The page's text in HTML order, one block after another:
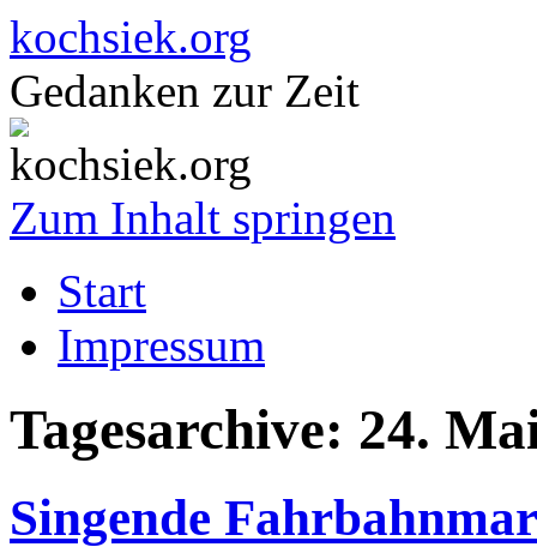
kochsiek.org
Gedanken zur Zeit
Zum Inhalt springen
Start
Impressum
Tagesarchive: 24.
Singende